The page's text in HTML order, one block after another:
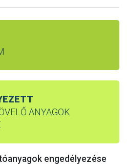
ANYAGOK
engedélyezése